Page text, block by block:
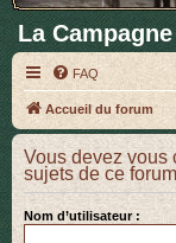
La
FAQ
Accueil du forum
Vous devez vous
sujets de ce
Nom d’utilisateur :